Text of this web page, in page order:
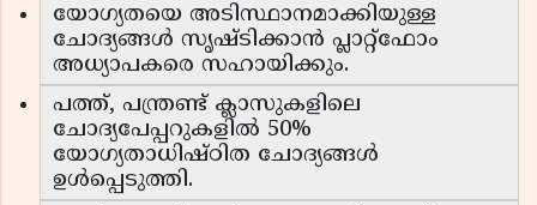
യോഗ്യതയെ അടിസ്ഥാനമാക്കിയുള്ള
ചോദ്യങ്ങൾ സൃഷ്ടിക്കാൻ പ്ലാറ്റ്‌ഫോം
അധ്യാപകരെ സഹായിക്കും.
പത്ത്, പന്ത്രണ്ട് ക്ലാസുകളിലെ
ചോദ്യപേപ്പറുകളിൽ 50%
യോഗ്യതാധിഷ്ഠിത ചോദ്യങ്ങൾ
ഉൾപ്പെടുത്തി.